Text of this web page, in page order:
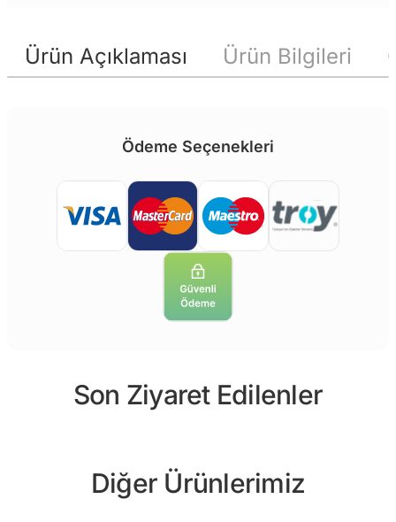
Ürün Açıklaması Ürün Bilgileri
Ödeme Seçenekleri
Son Ziyaret Edilenler
Diğer Ürünlerimiz